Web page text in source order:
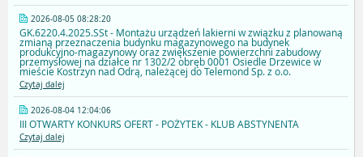
2026-08-05 08:28:20
GK.6220.4.2025.SSt - Montażu urządzeń lakierni w związku z planowaną
zmianą przeznaczenia budynku magazynowego na budynek
produkcyjno-magazynowy oraz zwiększenie powierzchni zabudowy
przemysłowej na działce nr 1302/2 obręb 0001 Osiedle Drzewice w
mieście Kostrzyn nad Odrą, należącej do Telemond Sp. z o.o.
Czytaj dalej
2026-08-04 12:04:06
III OTWARTY KONKURS OFERT - POŻYTEK - KLUB ABSTYNENTA
Czytaj dalej